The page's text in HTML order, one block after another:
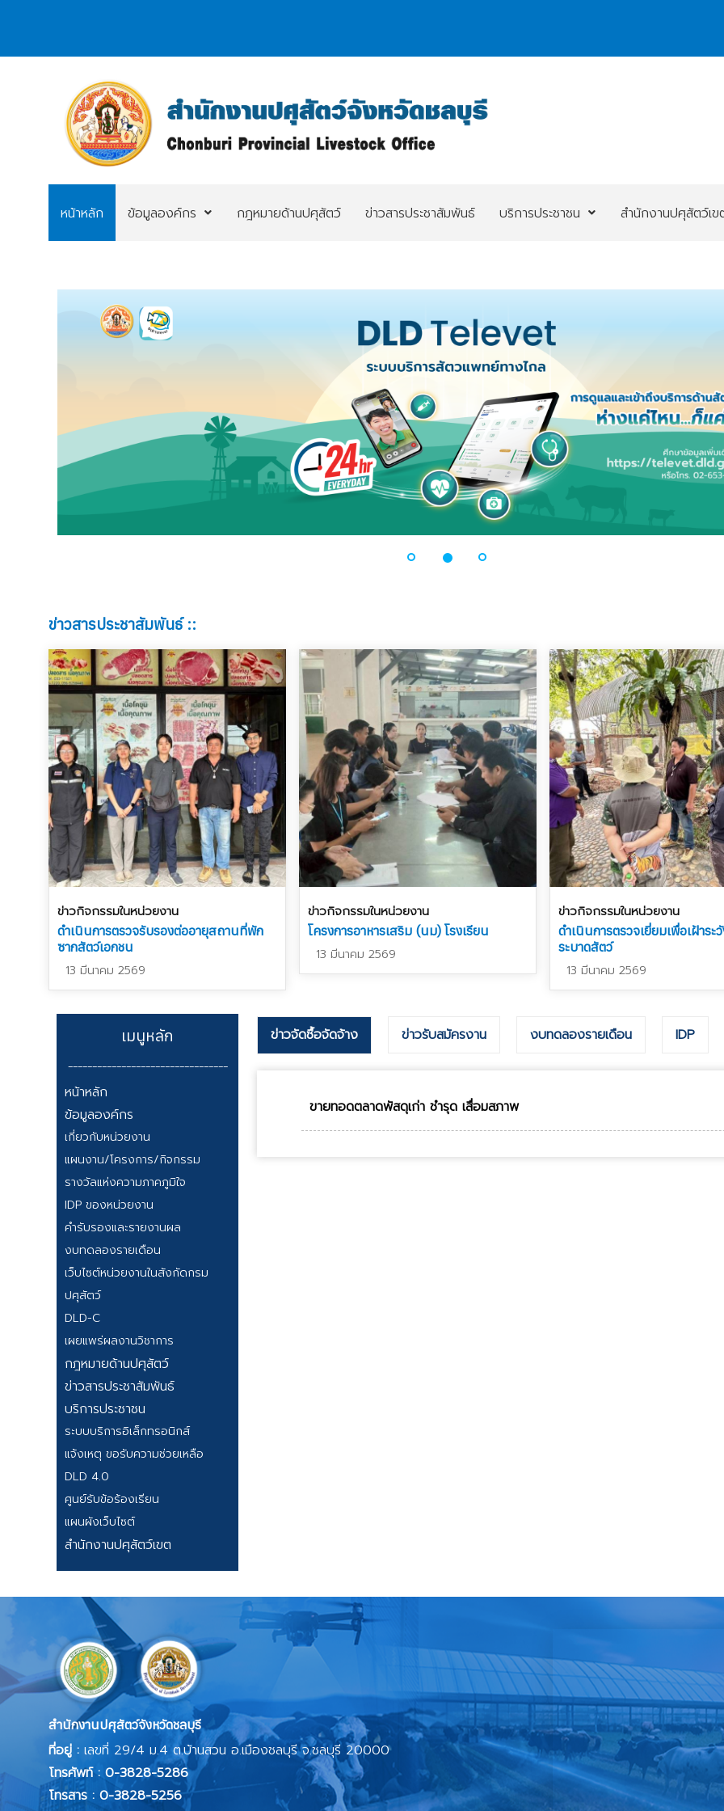
หน้าหลัก ข้อมูลองค์กร กฎหมายด้านปศุสัตว์ ข่าวสารประชาสัมพันธ์ บริการประชาชน สำนักงานปศุสัตว์เข
ข่าวสารประชาสัมพันธ์ ::
ข่าวกิจกรรมในหน่วยงาน
ดำเนินการตรวจรับรองต่ออายุสถานที่พัก
ซากสัตว์เอกชน
13 มีนาคม 2569
ข่าวกิจกรรมในหน่วยงาน
โครงการอาหารเสริม (นม) โรงเรียน
13 มีนาคม 2569
ข่าวกิจกรรมในหน่วยงาน
ดำเนินการตรวจเยี่ยมเพื่อเฝ้าระ
ระบาดสัตว์
13 มีนาคม 2569
เมนูหลัก
_________________________________
หน้าหลัก
ข้อมูลองค์กร
เกี่ยวกับหน่วยงาน
แผนงาน/โครงการ/กิจกรรม
รางวัลแห่งความภาคภูมิใจ
IDP ของหน่วยงาน
คำรับรองและรายงานผล
งบทดลองรายเดือน
เว็บไซต์หน่วยงานในสังกัดกรม
ปศุสัตว์
DLD-C
เผยแพร่ผลงานวิชาการ
กฎหมายด้านปศุสัตว์
ข่าวสารประชาสัมพันธ์
บริการประชาชน
ระบบบริการอิเล็กทรอนิกส์
แจ้งเหตุ ขอรับความช่วยเหลือ
DLD 4.0
ศูนย์รับข้อร้องเรียน
แผนผังเว็บไซต์
สำนักงานปศุสัตว์เขต
ข่าวจัดซื้อจัดจ้าง ข่าวรับสมัครงาน งบทดลองรายเดือน IDP
ขายทอดตลาดพัสดุเก่า ชำรุด เสื่อมสภาพ
สำนักงานปศุสัตว์จังหวัดชลบุรี
ที่อยู่ :เลขที่ 29/4 ม.4 ต.บ้านสวน อ.เมืองชลบุรี จ.ชลบุรี 20000
โทรศัพท์ : 0-3828-5286
โทรสาร : 0-3828-5256